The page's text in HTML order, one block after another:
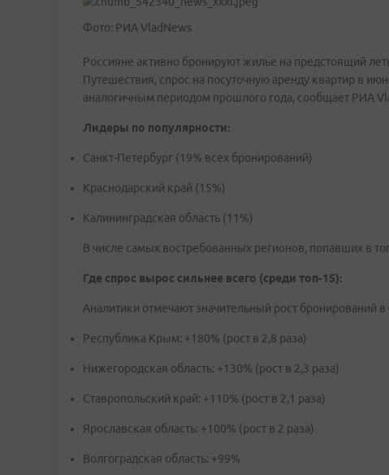
Фото: РИА VladNews
Россияне активно бронируют жилье на предстоящий
Путешествия, спрос на посуточную аренду квартир в
аналогичным периодом прошлого года, сообщает РИА
Лидеры по популярности:
Санкт-Петербург (19% всех бронирований)
Краснодарский край (15%)
Калининградская область (11%)
В числе самых востребованных регионов, попавших в
Где спрос вырос сильнее всего (среди топ-15):
Аналитики отмечают значительный рост бронирований в
Республика Крым: +180% (рост в 2,8 раза)
Нижегородская область: +130% (рост в 2,3 раза)
Ставропольский край: +110% (рост в 2,1 раза)
Ярославская область: +100% (рост в 2 раза)
Волгоградская область: +99%